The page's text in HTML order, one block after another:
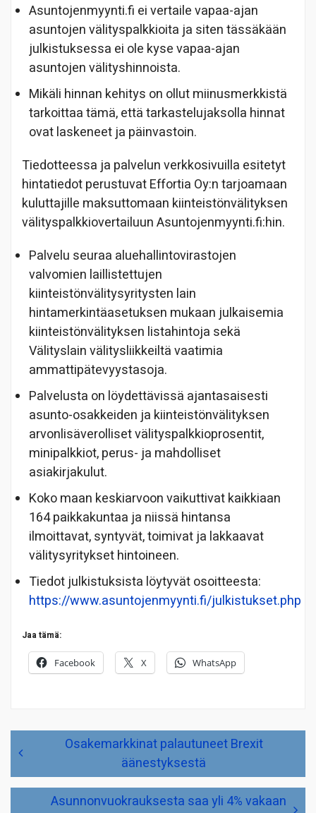
Asuntojenmyynti.fi ei vertaile vapaa-ajan
asuntojen välityspalkkioita ja siten tässäkään
julkistuksessa ei ole kyse vapaa-ajan
asuntojen välityshinnoista.
Mikäli hinnan kehitys on ollut miinusmerkkistä
tarkoittaa tämä, että tarkastelujaksolla hinnat
ovat laskeneet ja päinvastoin.
Tiedotteessa ja palvelun verkkosivuilla esitetyt
hintatiedot perustuvat Effortia Oy:n tarjoamaan
kuluttajille maksuttomaan kiinteistönvälityksen
välityspalkkiovertailuun Asuntojenmyynti.fi:hin.
Palvelu seuraa aluehallintovirastojen
valvomien laillistettujen
kiinteistönvälitysyritysten lain
hintamerkintäasetuksen mukaan julkaisemia
kiinteistönvälityksen listahintoja sekä
Välityslain välitysliikkeiltä vaatimia
ammattipätevyystasoja.
Palvelusta on löydettävissä ajantasaisesti
asunto-osakkeiden ja kiinteistönvälityksen
arvonlisäverolliset välityspalkkioprosentit,
minipalkkiot, perus- ja mahdolliset
asiakirjakulut.
Koko maan keskiarvoon vaikuttivat kaikkiaan
164 paikkakuntaa ja niissä hintansa
ilmoittavat, syntyvät, toimivat ja lakkaavat
välitysyritykset hintoineen.
Tiedot julkistuksista löytyvät osoitteesta:
https://www.asuntojenmyynti.fi/julkistukset.php
Jaa tämä:
Facebook X WhatsApp
selaus
Osakemarkkinat palautuneet Brexit
äänestyksestä
Asunnonvuokrauksesta saa yli 4% vakaan